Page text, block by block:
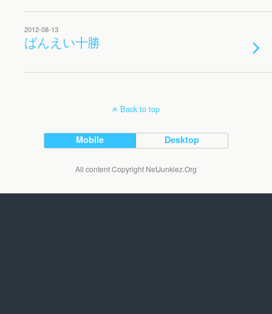
2012-08-13
ばんえい十勝
Back to top
Mobile Desktop
All content Copyright NetJunkiez.Org